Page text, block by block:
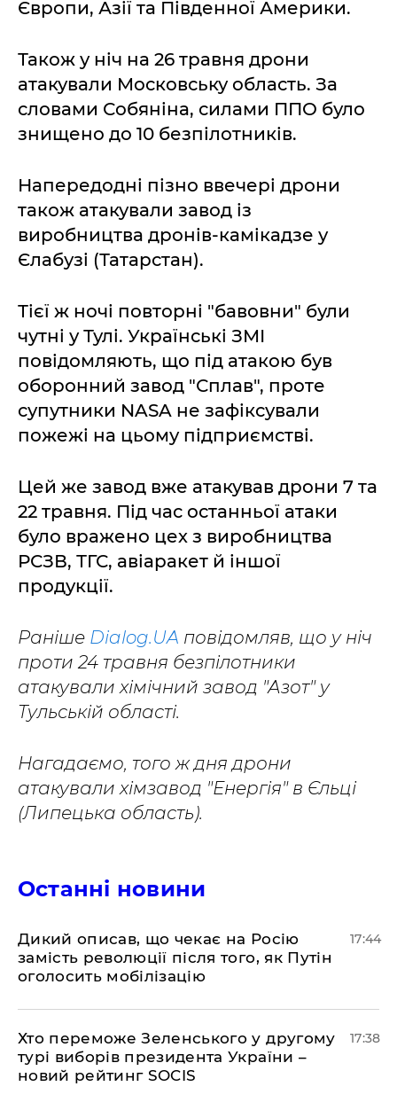
Європи, Азії та Південної Америки.
Також у ніч на 26 травня дрони
атакували Московську область. За
словами Собяніна, силами ППО було
знищено до 10 безпілотників.
Напередодні пізно ввечері дрони
також атакували завод із
виробництва дронів-камікадзе у
Єлабузі (Татарстан).
Тієї ж ночі повторні "бавовни" були
чутні у Тулі. Українські ЗМІ
повідомляють, що під атакою був
оборонний завод "Сплав", проте
супутники NASA не зафіксували
пожежі на цьому підприємстві.
Цей же завод вже атакував дрони 7 та
22 травня. Під час останньої атаки
було вражено цех з виробництва
РСЗВ, ТГС, авіаракет й іншої
продукції.
Раніше Dialog.UA повідомляв, що у ніч
проти 24 травня безпілотники
атакували хімічний завод "Азот" у
Тульській області.
Нагадаємо, того ж дня дрони
атакували хімзавод "Енергія" в Єльці
(Липецька область).
Останні новини
Дикий описав, що чекає на Росію
замість революції після того, як Путін
оголосить мобілізацію
17:44
Хто переможе Зеленського у другому
турі виборів президента України –
новий рейтинг SOCIS
17:38